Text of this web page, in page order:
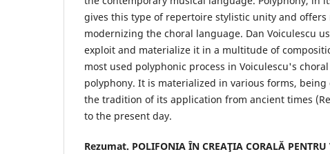
gives this type of repertoire stylistic unity and
modernizing the choral language. Dan Voiculescu
exploit and materialize it in a multitude of
most used polyphonic process in Voiculescu's
polyphony. It is materialized in various forms,
the tradition of its application from ancient times
to the present day.
Rezumat. POLIFONIA ÎN CREAŢIA CORALĂ PENTRU